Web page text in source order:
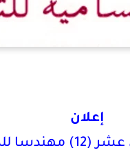
إعلان
الأولى